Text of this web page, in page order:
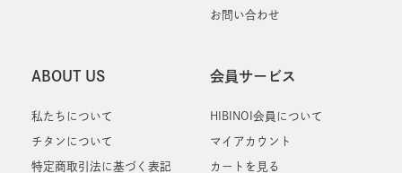
お問い合わせ
ABOUT US
私たちについて
チタンについて
特定商取引法に基づく表記
会員サービス
HIBINOI会員について
マイアカウント
カートを見る